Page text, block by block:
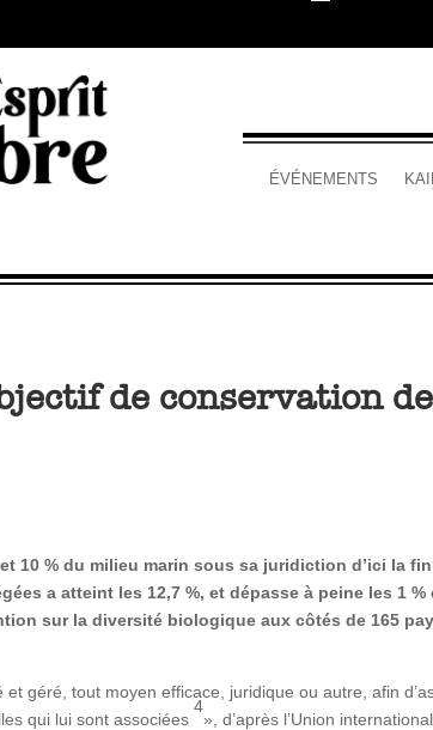
ÉVÉNEMENTS
de conservation
10 % du milieu marin sous sa juridiction d’ici la
a atteint les 12,7 %, et dépasse à peine les 1 %
sur la diversité biologique aux côtés de 165
géré, tout moyen efficace, juridique ou autre, afin
qui lui sont associées
4
», d’après l’Union